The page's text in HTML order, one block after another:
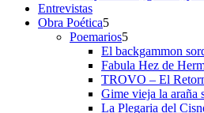
Entrevistas
Obra Poética
Poemarios
El backgammon
Fabula Hez de
TROVO – El
Gime vieja la araña
La Plegaria del